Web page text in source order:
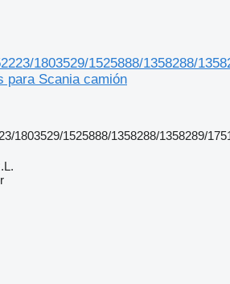
1803529/1525888/1358288/
para Scania camión
1803529/1525888/1358288/1358289/